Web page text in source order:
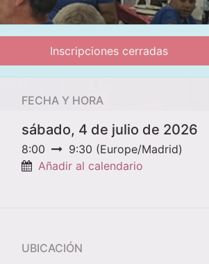
Inscripciones cerradas
FECHA Y HORA
sábado, 4 de julio de 2026
8:00 9:30 (Europe/Madrid)
Añadir al calendario
UBICACIÓN